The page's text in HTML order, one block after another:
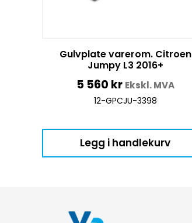
Gulvplate varerom. Citroen
Jumpy L3 2016+
5 560 kr Ekskl. MVA
12-GPCJU-3398
Legg i handlekurv